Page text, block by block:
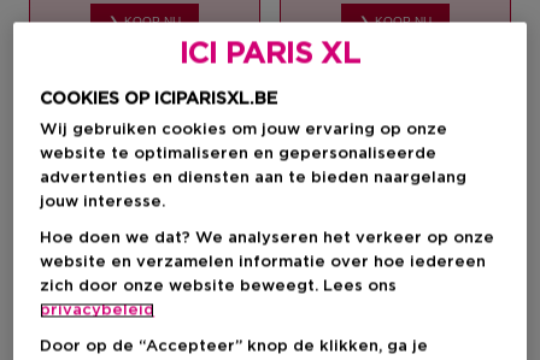
❯ KOOP NU ❯ KOOP NU
GIORGIO ARMANI
ACQUA DI GIO
BLUE DE CHANEL
ICI PARIS XL
COOKIES OP ICIPARISXL.BE
Wij gebruiken cookies om jouw ervaring op onze
website te optimaliseren en gepersonaliseerde
advertenties en diensten aan te bieden naargelang
jouw interesse.
Hoe doen we dat? We analyseren het verkeer op onze
website en verzamelen informatie over hoe iedereen
zich door onze website beweegt. Lees ons
privacybeleid
Door op de “Accepteer” knop de klikken, ga je